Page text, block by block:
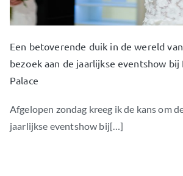
Een betoverende duik in de wereld
bezoek aan de jaarlijkse eventshow
Palace
Afgelopen zondag kreeg ik de kans om
jaarlijkse eventshow bij[…]